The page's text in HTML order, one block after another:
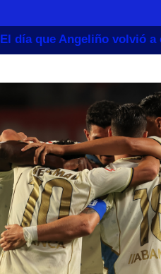
día que Angeliño volvió a